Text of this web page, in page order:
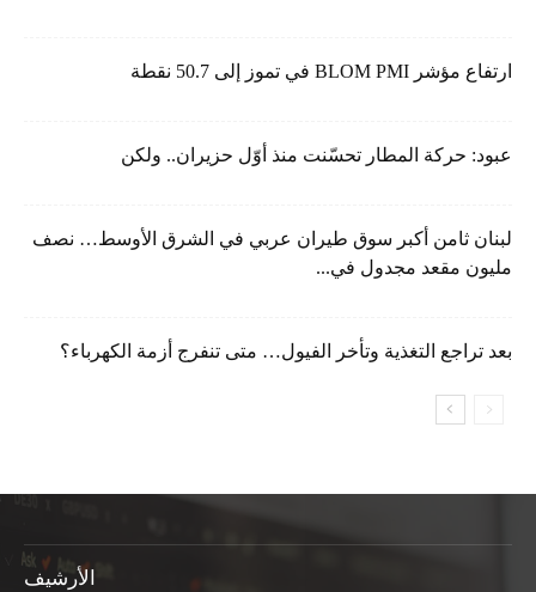
ارتفاع مؤشر BLOM PMI في تموز إلى 50.7 نقطة
عبود: حركة المطار تحسّنت منذ أوّل حزيران.. ولكن
لبنان ثامن أكبر سوق طيران عربي في الشرق الأوسط… نصف
مليون مقعد مجدول في...
بعد تراجع التغذية وتأخر الفيول… متى تنفرج أزمة الكهرباء؟
الأرشيف